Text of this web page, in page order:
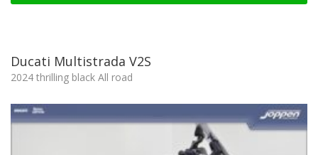
Ducati Multistrada V2S
2024 thrilling black All road